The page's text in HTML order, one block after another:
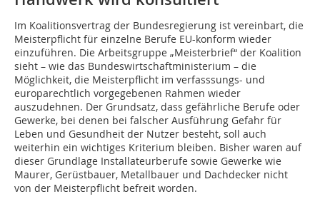
Im Koalitionsvertrag der Bundesregierung ist vereinbart, die
Meisterpflicht für einzelne Berufe EU-konform wieder
einzuführen. Die Arbeitsgruppe „Meisterbrief“ der Koalition
sieht – wie das Bundeswirtschaftministerium – die
Möglichkeit, die Meisterpflicht im verfasssungs- und
europarechtlich vorgegebenen Rahmen wieder
auszudehnen. Der Grundsatz, dass gefährliche Berufe oder
Gewerke, bei denen bei falscher Ausführung Gefahr für
Leben und Gesundheit der Nutzer besteht, soll auch
weiterhin ein wichtiges Kriterium bleiben. Bisher waren auf
dieser Grundlage Installateurberufe sowie Gewerke wie
Maurer, Gerüstbauer, Metallbauer und Dachdecker nicht
von der Meisterpflicht befreit worden.